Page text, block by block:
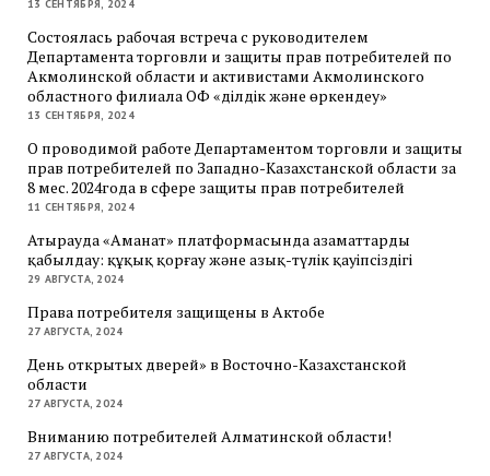
13 СЕНТЯБРЯ, 2024
Состоялась рабочая встреча с руководителем
Департамента торговли и защиты прав потребителей по
Акмолинской области и активистами Акмолинского
областного филиала ОФ «Әділдік және өркендеу»
13 СЕНТЯБРЯ, 2024
О проводимой работе Департаментом торговли и защиты
прав потребителей по Западно-Казахстанской области за
8 мес. 2024года в сфере защиты прав потребителей
11 СЕНТЯБРЯ, 2024
Атырауда «Аманат» платформасында азаматтарды
қабылдау: құқық қорғау және азық-түлік қауіпсіздігі
29 АВГУСТА, 2024
Права потребителя защищены в Актобе
27 АВГУСТА, 2024
День открытых дверей» в Восточно-Казахстанской
области
27 АВГУСТА, 2024
Вниманию потребителей Алматинской области!
27 АВГУСТА, 2024